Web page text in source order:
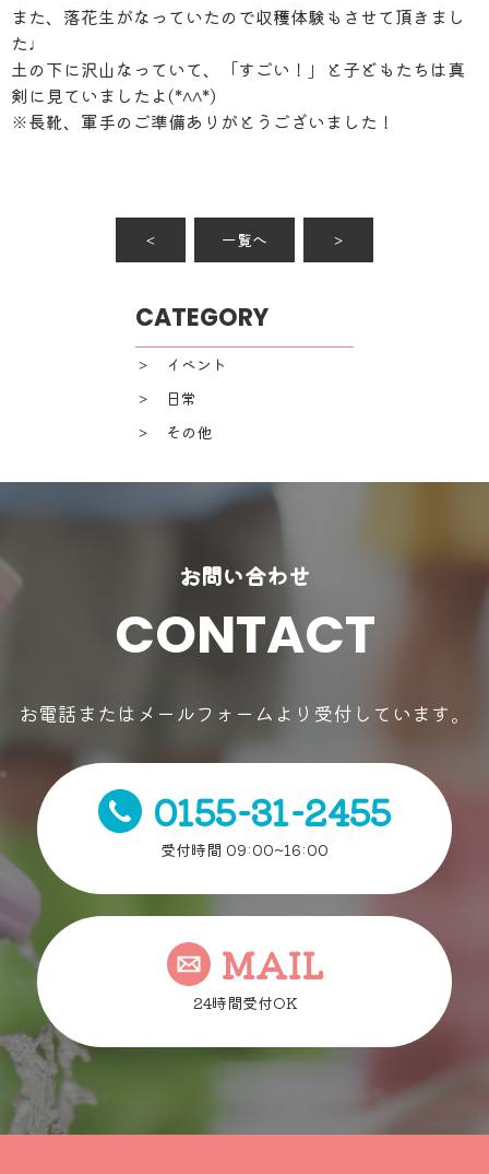
また、落花生がなっていたので収穫体験もさせて頂きまし
た♩
土の下に沢山なっていて、「すごい！」と子どもたちは真
剣に見ていましたよ(*^^*)
※長靴、軍手のご準備ありがとうございました！
＜ 一覧へ ＞
CATEGORY
＞ イベント
＞ 日常
＞ その他
お問い合わせ
CONTACT
お電話またはメールフォームより受付しています。
0155-31-2455
受付時間 09:00~16:00
MAIL
24時間受付OK